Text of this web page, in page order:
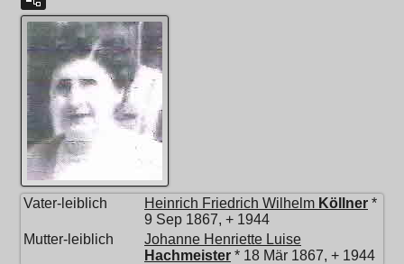
Vater-leiblich Heinrich Friedrich Wilhelm Köllner *
9 Sep 1867, + 1944
Mutter-leiblich
Johanne Henriette Luise
Hachmeister * 18 Mär 1867, + 1944